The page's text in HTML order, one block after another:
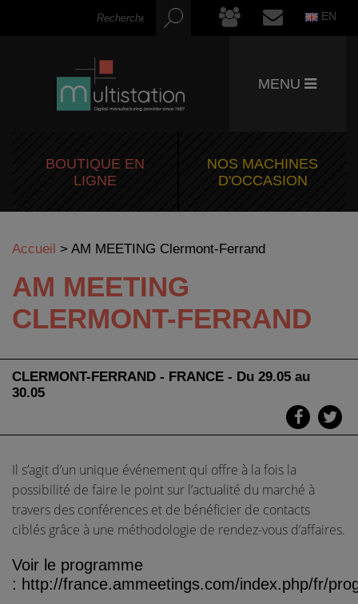
EN
MENU
BOUTIQUE EN
LIGNE
NOS MACHINES
D'OCCASION
Accueil > AM MEETING Clermont-Ferrand
AM MEETING
CLERMONT-FERRAND
CLERMONT-FERRAND - FRANCE - Du 29.05 au
30.05
Il s’agit d’un unique événement qui offre à la fois la
possibilité de faire le point sur l’actualité du marché à
travers des conférences et de bénéficier de contacts
ciblés grâce à une méthodologie de rendez-vous d’affaires.
Voir le programme
: http://france.ammeetings.com/index.php/fr/